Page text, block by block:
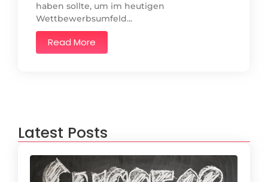
haben sollte, um im heutigen
Wettbewerbsumfeld...
Read More
Latest Posts